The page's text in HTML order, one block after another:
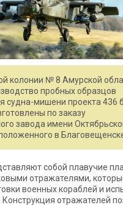
колонии № 8 Амурской
пробных образцов
судна-мишени проекта 436
по заказу
завода имени
в
собой плавучие
отражателями,
военных кораблей и
Конструкция отражателей